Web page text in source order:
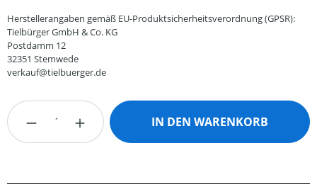
Herstellerangaben gemäß EU-Produktsicherheitsverordnung (GPSR):
Tielbürger GmbH & Co. KG
Postdamm 12
32351 Stemwede
verkauf@tielbuerger.de
Produkt Anzahl: Gib den gewünschten
IN DEN WARENKORB